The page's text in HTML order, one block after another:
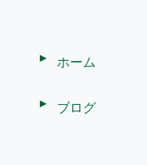
ホーム
ブログ